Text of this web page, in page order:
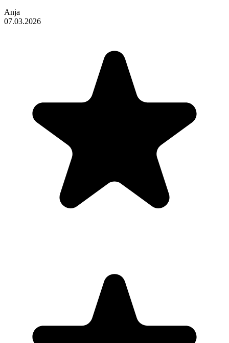
Anja
07.03.2026